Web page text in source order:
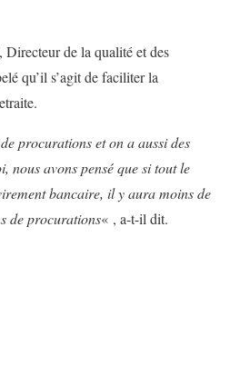
de la qualité et des
qu’il s’agit de faciliter la
procurations et on a aussi des
nous avons pensé que si tout le
bancaire, il y aura moins de
de procurations« , a-t-il dit.